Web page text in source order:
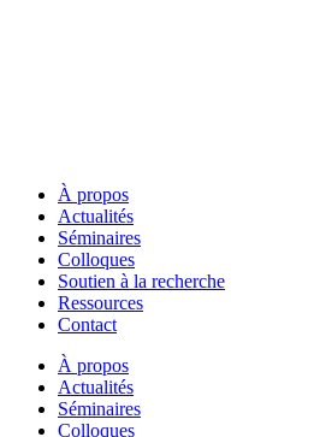
À propos
Actualités
Séminaires
Colloques
Soutien à la recherche
Ressources
Contact
À propos
Actualités
Séminaires
Colloques